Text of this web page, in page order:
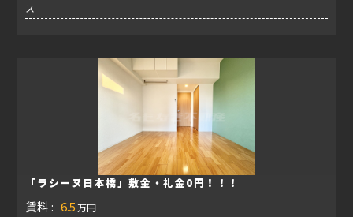
ス
「ラシーヌ日本橋」敷金・礼金0円！！！
賃料 : 6.5 万円